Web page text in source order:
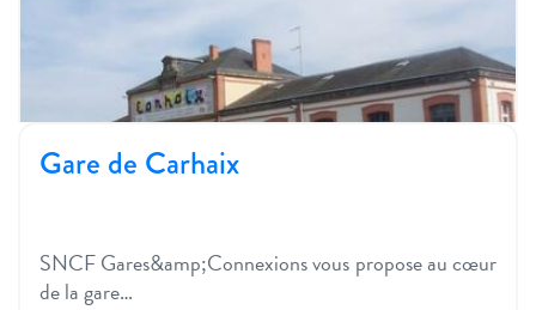
Gare de Carhaix
SNCF Gares&amp;Connexions vous propose au cœur
de la gare…